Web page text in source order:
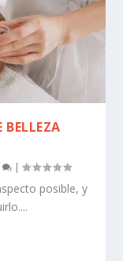
BELLEZA
|
posible, y